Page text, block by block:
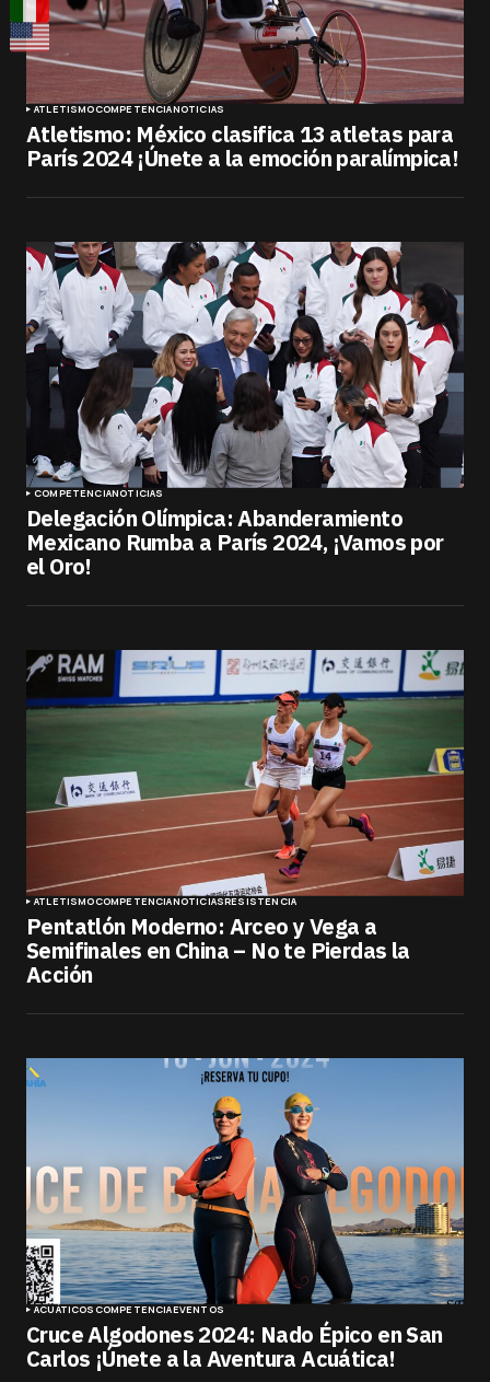
ATLETISMOCOMPETENCIANOTICIAS
Atletismo: México clasifica 13 atletas para
París 2024 ¡Únete a la emoción paralímpica!
COMPETENCIANOTICIAS
Delegación Olímpica: Abanderamiento
Mexicano Rumba a París 2024, ¡Vamos por
el Oro!
ATLETISMOCOMPETENCIANOTICIASRESISTENCIA
Pentatlón Moderno: Arceo y Vega a
Semifinales en China – No te Pierdas la
Acción
ACUÁTICOSCOMPETENCIAEVENTOS
Cruce Algodones 2024: Nado Épico en San
Carlos ¡Únete a la Aventura Acuática!